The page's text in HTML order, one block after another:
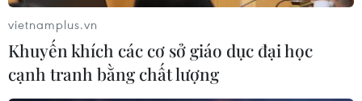
vietnamplus.vn
Khuyến khích các cơ sở giáo dục đại học
cạnh tranh bằng chất lượng